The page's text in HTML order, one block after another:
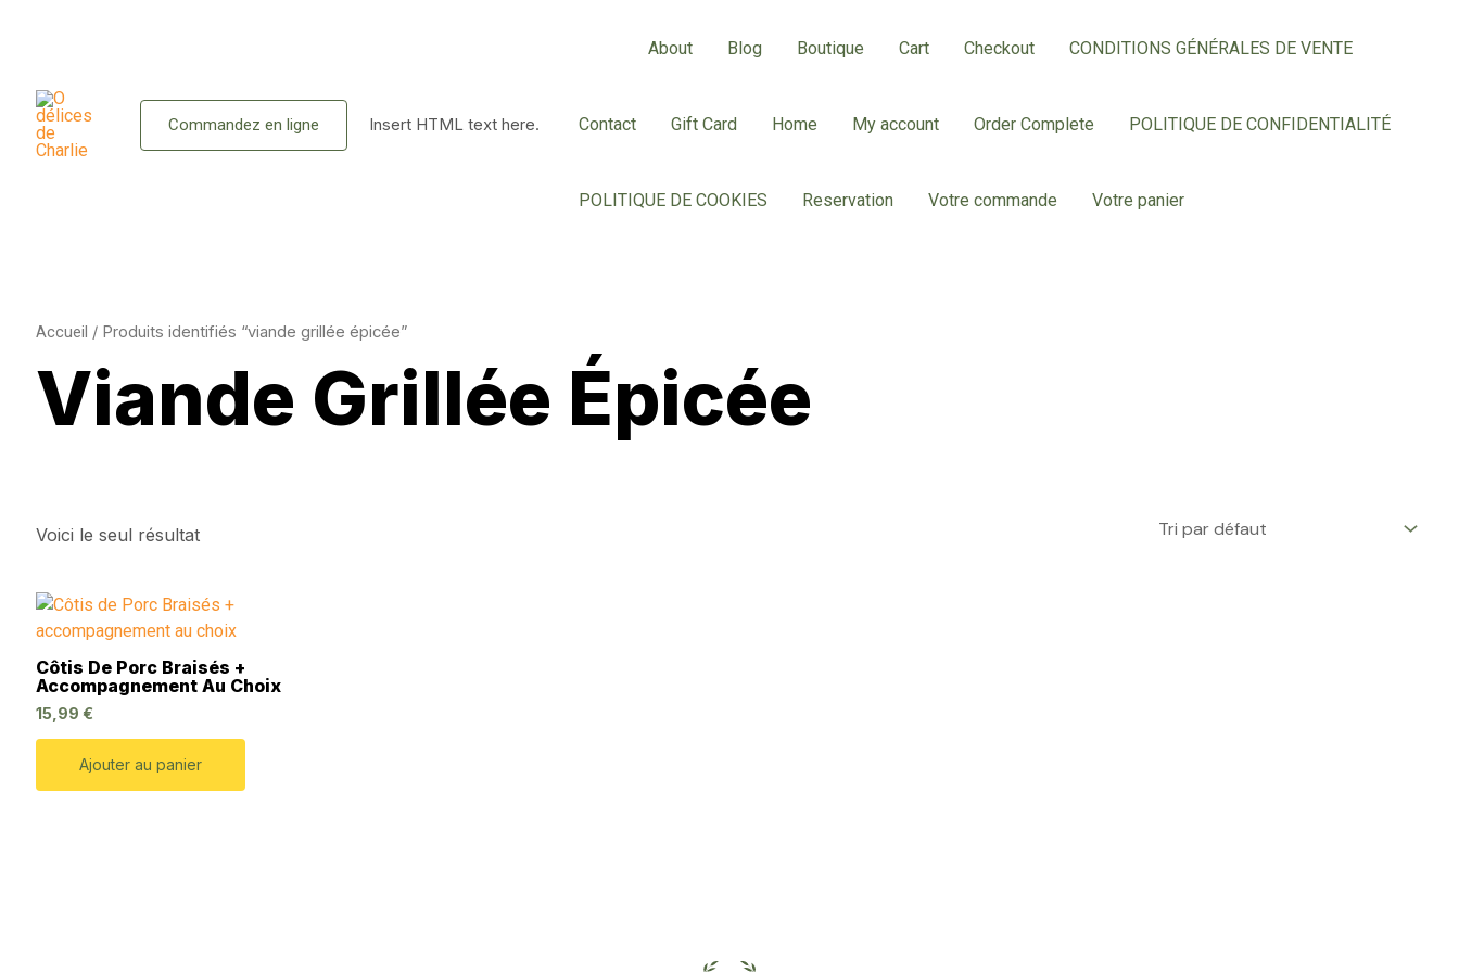
Commandez en ligne Insert HTML text here.
About Blog Boutique Cart Checkout CONDITIONS GÉNÉRALES DE VENTE
Contact Gift Card Home My account Order Complete POLITIQUE DE CONFIDENTIALITÉ
POLITIQUE DE COOKIES Reservation Votre commande Votre panier
Accueil / Produits identifiés “viande grillée épicée”
Viande Grillée Épicée
Voici le seul résultat
Côtis De Porc Braisés +
Accompagnement Au Choix
15,99 €
Ajouter au panier